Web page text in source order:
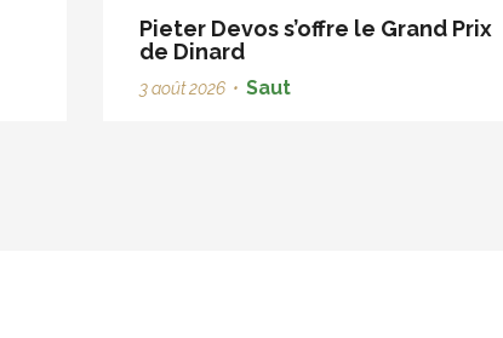
Pieter Devos s’offre le Grand Prix
de Dinard
3 août 2026 • Saut